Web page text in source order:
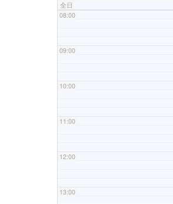
全日
08:00
09:00
10:00
11:00
12:00
13:00